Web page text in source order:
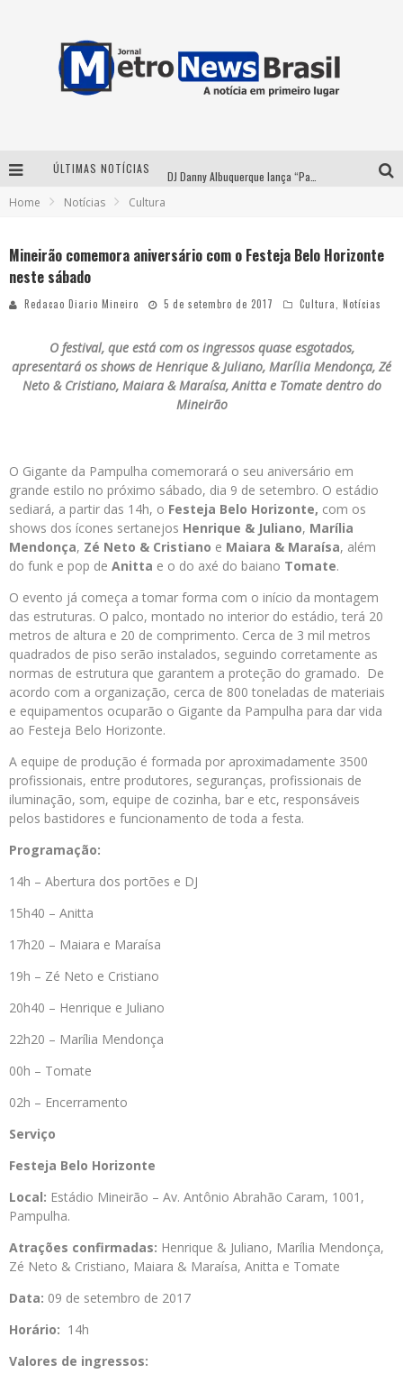
ÚLTIMAS NOTÍCIAS
Home Notícias Cultura
Mineirão comemora aniversário com o Festeja Belo Horizonte
neste sábado
Redacao Diario Mineiro 5 de setembro de 2017 Cultura Notícias
O festival, que está com os ingressos quase esgotados,
apresentará os shows de Henrique & Juliano, Marília Mendonça, Zé
Neto & Cristiano, Maiara & Maraísa, Anitta e Tomate dentro do
Mineirão
O Gigante da Pampulha comemorará o seu aniversário em
grande estilo no próximo sábado, dia 9 de setembro. O estádio
sediará, a partir das 14h, o Festeja Belo Horizonte, com os
shows dos ícones sertanejos Henrique & Juliano, Marília
Mendonça, Zé Neto & Cristiano e Maiara & Maraísa, além
do funk e pop de Anitta e o do axé do baiano Tomate.
O evento já começa a tomar forma com o início da montagem
das estruturas. O palco, montado no interior do estádio, terá 20
metros de altura e 20 de comprimento. Cerca de 3 mil metros
quadrados de piso serão instalados, seguindo corretamente as
normas de estrutura que garantem a proteção do gramado. De
acordo com a organização, cerca de 800 toneladas de materiais
e equipamentos ocuparão o Gigante da Pampulha para dar vida
ao Festeja Belo Horizonte.
A equipe de produção é formada por aproximadamente 3500
profissionais, entre produtores, seguranças, profissionais de
iluminação, som, equipe de cozinha, bar e etc, responsáveis
pelos bastidores e funcionamento de toda a festa.
Programação:
14h – Abertura dos portões e DJ
15h40 – Anitta
17h20 – Maiara e Maraísa
19h – Zé Neto e Cristiano
20h40 – Henrique e Juliano
22h20 – Marília Mendonça
00h – Tomate
02h – Encerramento
Serviço
Festeja Belo Horizonte
Local: Estádio Mineirão – Av. Antônio Abrahão Caram, 1001,
Pampulha.
Atrações confirmadas: Henrique & Juliano, Marília Mendonça,
Zé Neto & Cristiano, Maiara & Maraísa, Anitta e Tomate
Data: 09 de setembro de 2017
Horário: 14h
Valores de ingressos: